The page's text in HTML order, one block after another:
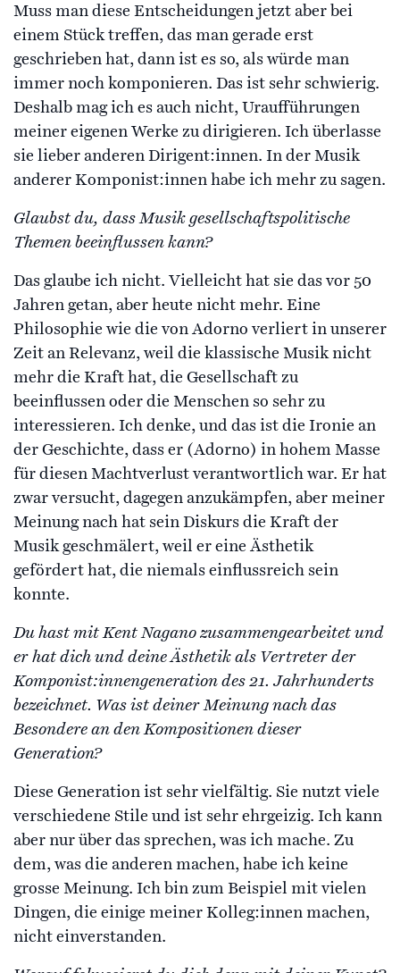
Muss man diese Entscheidungen jetzt aber bei
einem Stück treffen, das man gerade erst
geschrieben hat, dann ist es so, als würde man
immer noch komponieren. Das ist sehr schwierig.
Deshalb mag ich es auch nicht, Uraufführungen
meiner eigenen Werke zu dirigieren. Ich überlasse
sie lieber anderen Dirigent:innen. In der Musik
anderer Komponist:innen habe ich mehr zu sagen.
Glaubst du, dass Musik gesellschaftspolitische
Themen beeinflussen kann?
Das glaube ich nicht. Vielleicht hat sie das vor 50
Jahren getan, aber heute nicht mehr. Eine
Philosophie wie die von Adorno verliert in unserer
Zeit an Relevanz, weil die klassische Musik nicht
mehr die Kraft hat, die Gesellschaft zu
beeinflussen oder die Menschen so sehr zu
interessieren. Ich denke, und das ist die Ironie an
der Geschichte, dass er (Adorno) in hohem Masse
für diesen Machtverlust verantwortlich war. Er hat
zwar versucht, dagegen anzukämpfen, aber meiner
Meinung nach hat sein Diskurs die Kraft der
Musik geschmälert, weil er eine Ästhetik
gefördert hat, die niemals einflussreich sein
konnte.
Du hast mit Kent Nagano zusammengearbeitet und
er hat dich und deine Ästhetik als Vertreter der
Komponist:innengeneration des 21. Jahrhunderts
bezeichnet. Was ist deiner Meinung nach das
Besondere an den Kompositionen dieser
Generation?
Diese Generation ist sehr vielfältig. Sie nutzt viele
verschiedene Stile und ist sehr ehrgeizig. Ich kann
aber nur über das sprechen, was ich mache. Zu
dem, was die anderen machen, habe ich keine
grosse Meinung. Ich bin zum Beispiel mit vielen
Dingen, die einige meiner Kolleg:innen machen,
nicht einverstanden.